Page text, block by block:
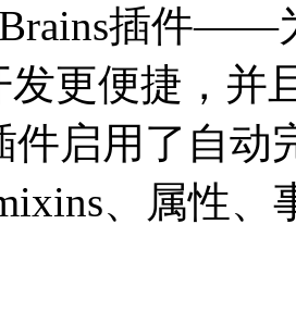
插件
发更便捷，并
件启用了自
、属性、